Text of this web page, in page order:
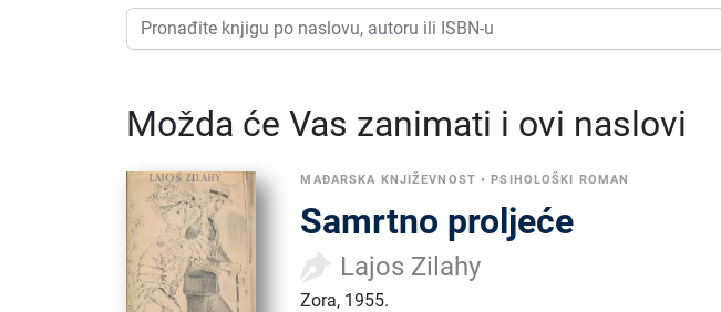
Možda će Vas zanimati i ovi naslovi
MAĐARSKA KNJIŽEVNOST •PSIHOLOŠKI ROMAN
Samrtno proljeće
Lajos Zilahy
Zora, 1955.